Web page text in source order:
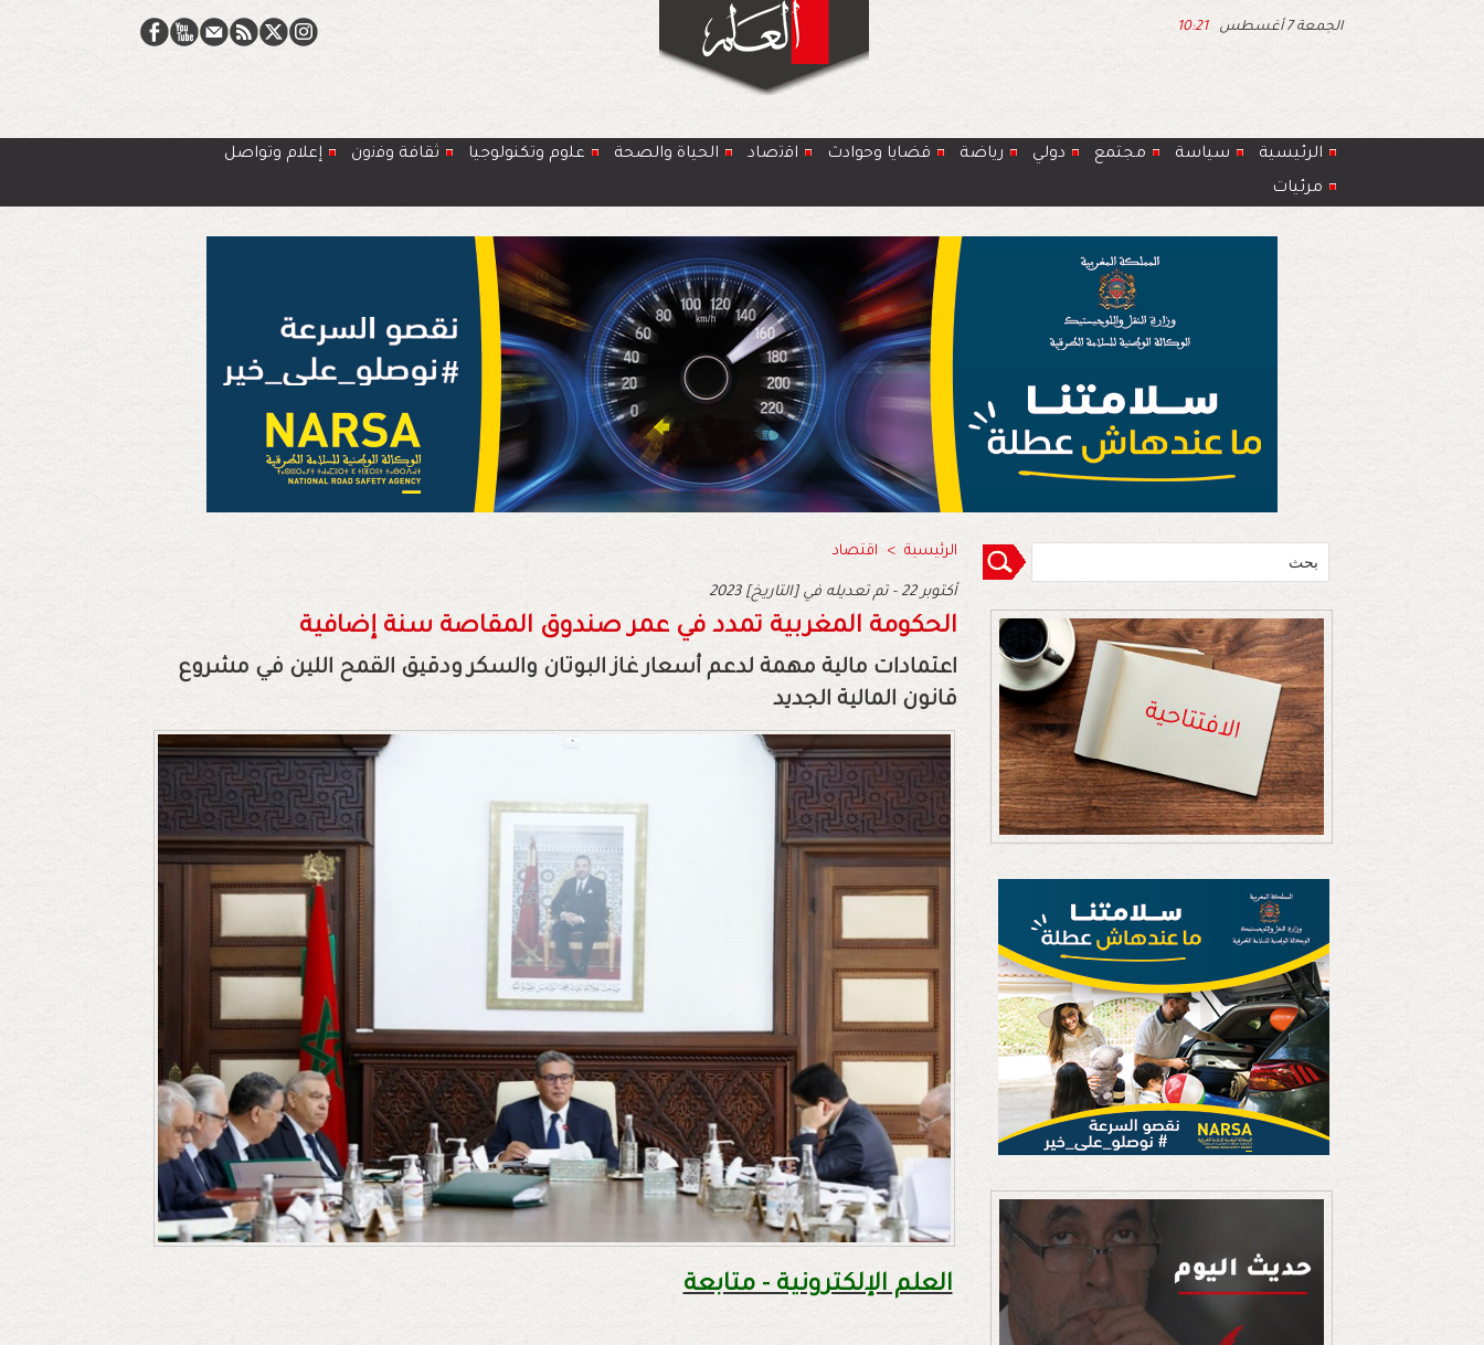
الجمعة 7 أغسطس 10:21
الرئيسية سياسة مجتمع دولي رياضة قضايا وحوادث اﻗﺗﺻﺎد الحياة والصحة ﻋﻠوم وتكنولوجيا ﺛﻘﺎﻓﺔ وﻓﻧون
إعلام وتواصل
مرئيات
الرئيسية > اقتصاد
2023 أكتوبر 22 - تم تعديله في [التاريخ]
الحكومة المغربية تمدد في عمر صندوق المقاصة سنة إضافية
اعتمادات مالية مهمة لدعم أسعار غاز البوتان والسكر ودقيق القمح اللين في مشروع
قانون المالية الجديد
العلم الإلكترونية - متابعة